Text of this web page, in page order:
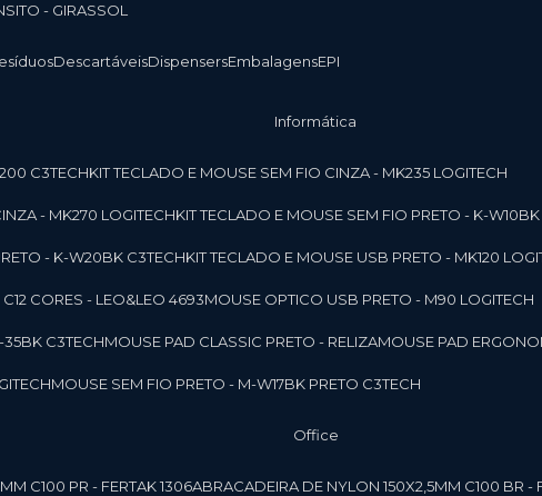
- GIRASSOL
Descartáveis Dispensers Embalagens EPI
Informática
C3TECH KIT TECLADO E MOUSE SEM FIO CINZA - MK235 LOGITECH
- MK270 LOGITECH KIT TECLADO E MOUSE SEM FIO PRETO - K-
- K-W20BK C3TECH KIT TECLADO E MOUSE USB PRETO - MK120
CORES - LEO&LEO 4693 MOUSE OPTICO USB PRETO - M90 LOGITECH
35BK C3TECH MOUSE PAD CLASSIC PRETO - RELIZA MOUSE PAD
MOUSE SEM FIO PRETO - M-W17BK PRETO C3TECH
Office
C100 PR - FERTAK 1306 ABRACADEIRA DE NYLON 150X2,5MM C100 BR -